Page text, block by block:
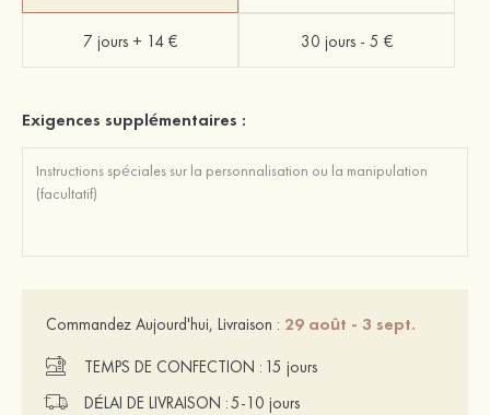
7 jours + 14 € 30 jours - 5 €
Exigences supplémentaires :
Commandez Aujourd'hui, Livraison : 29 août - 3 sept.
TEMPS DE CONFECTION : 15 jours
DÉLAI DE LIVRAISON :5-10 jours